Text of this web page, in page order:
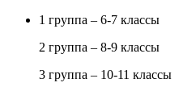
1 группа – 6-7 классы
2 группа – 8-9 классы
3 группа – 10-11 классы